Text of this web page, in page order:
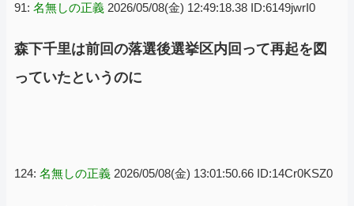
91: 名無しの正義 2026/05/08(金) 12:49:18.38 ID:6149jwrI0
森下千里は前回の落選後選挙区内回って再起を図
っていたというのに
124: 名無しの正義 2026/05/08(金) 13:01:50.66 ID:14Cr0KSZ0